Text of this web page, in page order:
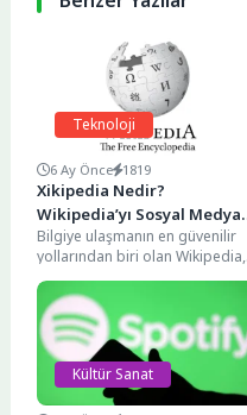
Teknoloji
6 Ay Önce 1819
Xikipedia Nedir?
Wikipedia’yı Sosyal Medya
Akışına Dönüştüren İlginç
Proje
Bilgiye ulaşmanın en güvenilir
yollarından biri olan Wikipedia,
bu kez alışılmışın dışında bir
formatla karşımıza...
Kültür Sanat